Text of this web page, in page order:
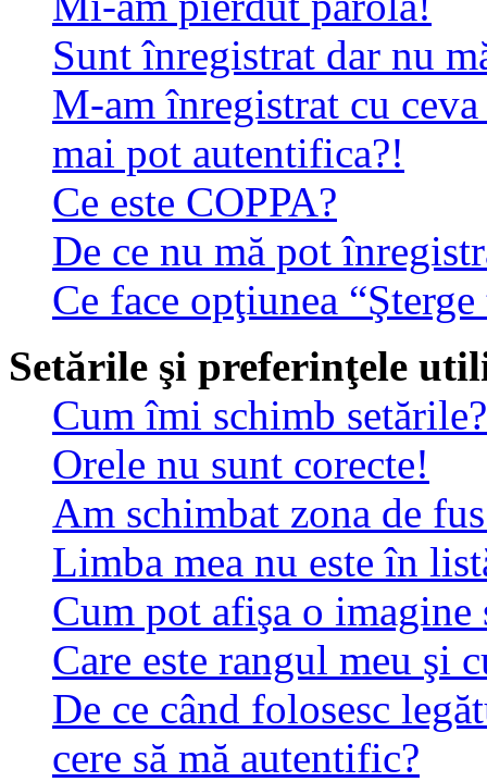
Sunt înregistrat dar nu
M-am înregistrat cu
mai pot autentifica?!
Ce este COPPA?
De ce nu mă pot
Ce face opţiunea
Setările şi preferinţele
Cum îmi schimb setările?
Orele nu sunt corecte!
Am schimbat zona de
Limba mea nu este în
Cum pot afişa o
Care este rangul meu şi
De ce când folosesc
cere să mă autentific?